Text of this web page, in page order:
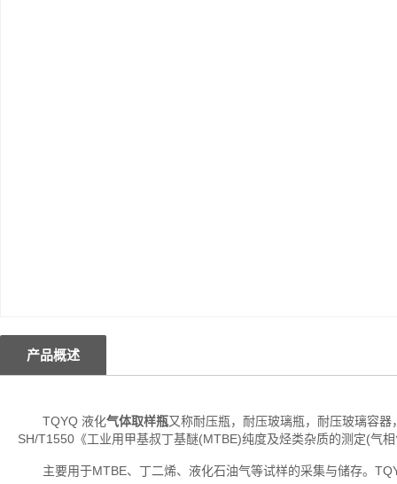
产品概述
TQYQ 液化气体取样瓶又称耐压瓶，耐压玻璃瓶，耐压玻璃容
SH/T1550《工业用甲基叔丁基醚(MTBE)纯度及烃类杂质的测定(气
主要用于MTBE、丁二烯、液化石油气等试样的采集与储存。